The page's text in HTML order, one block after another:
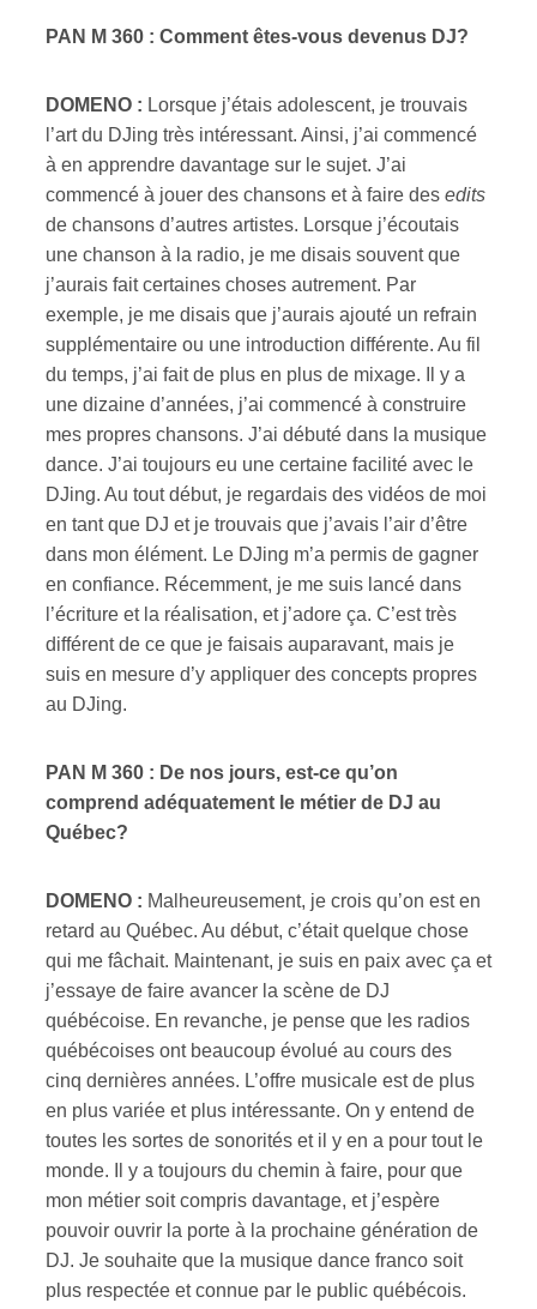
PAN M 360 : Comment êtes-vous devenus DJ?
DOMENO : Lorsque j’étais adolescent, je trouvais
l’art du DJing très intéressant. Ainsi, j’ai commencé
à en apprendre davantage sur le sujet. J’ai
commencé à jouer des chansons et à faire des edits
de chansons d’autres artistes. Lorsque j’écoutais
une chanson à la radio, je me disais souvent que
j’aurais fait certaines choses autrement. Par
exemple, je me disais que j’aurais ajouté un refrain
supplémentaire ou une introduction différente. Au fil
du temps, j’ai fait de plus en plus de mixage. Il y a
une dizaine d’années, j’ai commencé à construire
mes propres chansons. J’ai débuté dans la musique
dance. J’ai toujours eu une certaine facilité avec le
DJing. Au tout début, je regardais des vidéos de moi
en tant que DJ et je trouvais que j’avais l’air d’être
dans mon élément. Le DJing m’a permis de gagner
en confiance. Récemment, je me suis lancé dans
l’écriture et la réalisation, et j’adore ça. C’est très
différent de ce que je faisais auparavant, mais je
suis en mesure d’y appliquer des concepts propres
au DJing.
PAN M 360 : De nos jours, est-ce qu’on
comprend adéquatement le métier de DJ au
Québec?
DOMENO : Malheureusement, je crois qu’on est en
retard au Québec. Au début, c’était quelque chose
qui me fâchait. Maintenant, je suis en paix avec ça et
j’essaye de faire avancer la scène de DJ
québécoise. En revanche, je pense que les radios
québécoises ont beaucoup évolué au cours des
cinq dernières années. L’offre musicale est de plus
en plus variée et plus intéressante. On y entend de
toutes les sortes de sonorités et il y en a pour tout le
monde. Il y a toujours du chemin à faire, pour que
mon métier soit compris davantage, et j’espère
pouvoir ouvrir la porte à la prochaine génération de
DJ. Je souhaite que la musique dance franco soit
plus respectée et connue par le public québécois.